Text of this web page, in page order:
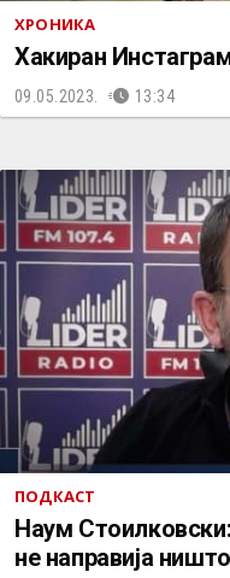
ХРОНИКА
Хакиран
09.05.2023. 13:34
ПОДКАСТ
Наум
не направија